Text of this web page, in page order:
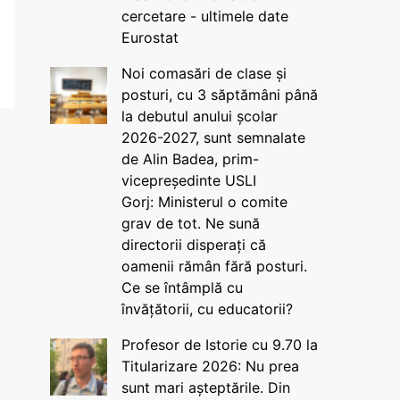
cercetare - ultimele date
Eurostat
Noi comasări de clase și
posturi, cu 3 săptămâni până
la debutul anului școlar
2026-2027, sunt semnalate
de Alin Badea, prim-
vicepreședinte USLI
Gorj: Ministerul o comite
grav de tot. Ne sună
directorii disperați că
oamenii rămân fără posturi.
Ce se întâmplă cu
învățătorii, cu educatorii?
Profesor de Istorie cu 9.70 la
Titularizare 2026: Nu prea
sunt mari așteptările. Din